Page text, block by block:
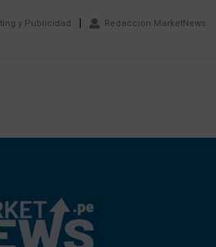
y Publicidad Redaccion MarketNews